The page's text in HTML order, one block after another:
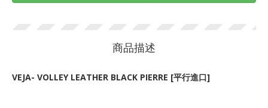
商品描述
VEJA- VOLLEY LEATHER BLACK PIERRE [平行進口]